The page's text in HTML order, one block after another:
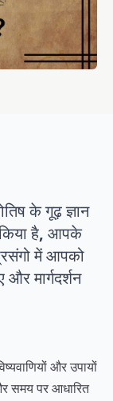
के गूढ़ ज्ञान
है, आपके
में आपको
मार्गदर्शन
और उपायों
समय पर आधारित